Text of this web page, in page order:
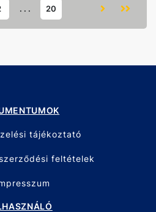
. . . 20
tájékoztató
feltételek